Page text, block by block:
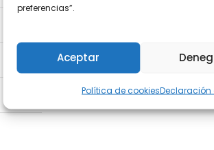
preferencias”.
Aceptar
Política de cookies